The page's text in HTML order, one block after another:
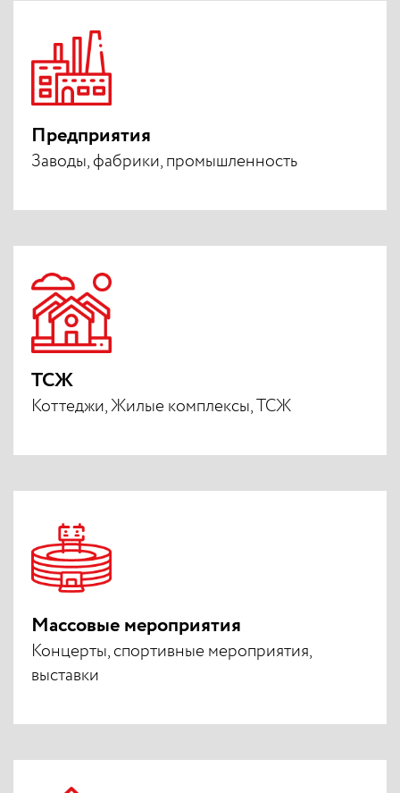
Предприятия
Заводы, фабрики, промышленность
ТСЖ
Коттеджи, Жилые комплексы, ТСЖ
Массовые мероприятия
Концерты, спортивные мероприятия,
выставки